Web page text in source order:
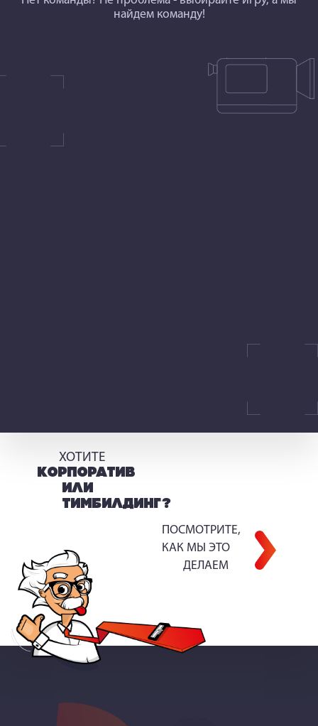
найдем команду!
ХОТИТЕ
КОРПОРАТИВ
ИЛИ
ТИМБИЛДИНГ?
ПОСМОТРИТЕ,
КАК МЫ ЭТО
ДЕЛАЕМ